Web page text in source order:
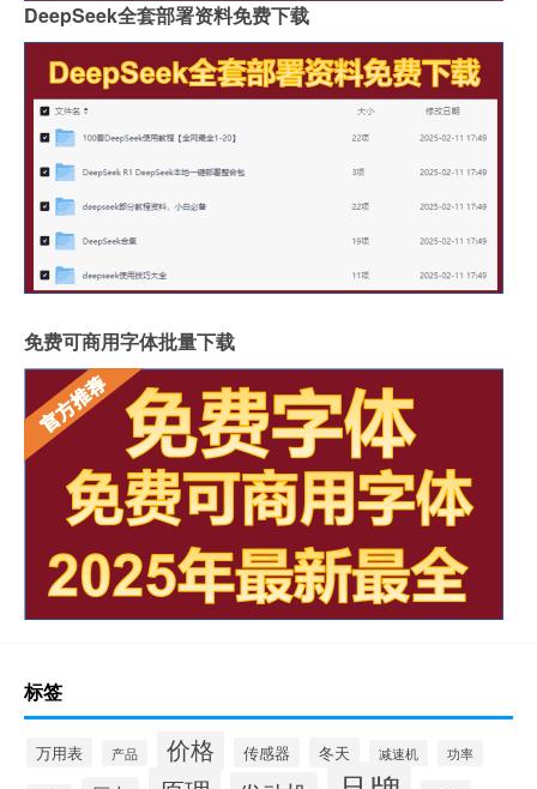
DeepSeek全套部署资料免费下载
免费可商用字体批量下载
标签
万用表 产品 价格 传感器 冬天 减速机 功率